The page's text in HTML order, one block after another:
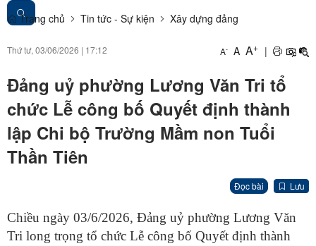
Trang chủ Tin tức - Sự kiện Xây dựng đảng
Thứ tư, 03/06/2026 | 17:12 A- A A+ |
Đảng uỷ phường Lương Văn Tri tổ
chức Lễ công bố Quyết định thành
lập Chi bộ Trường Mầm non Tuổi
Thần Tiên
Đọc bài Lưu
Chiều ngày 03/6/2026, Đảng uỷ phường Lương Văn
Tri long trọng tổ chức Lễ công bố Quyết định thành